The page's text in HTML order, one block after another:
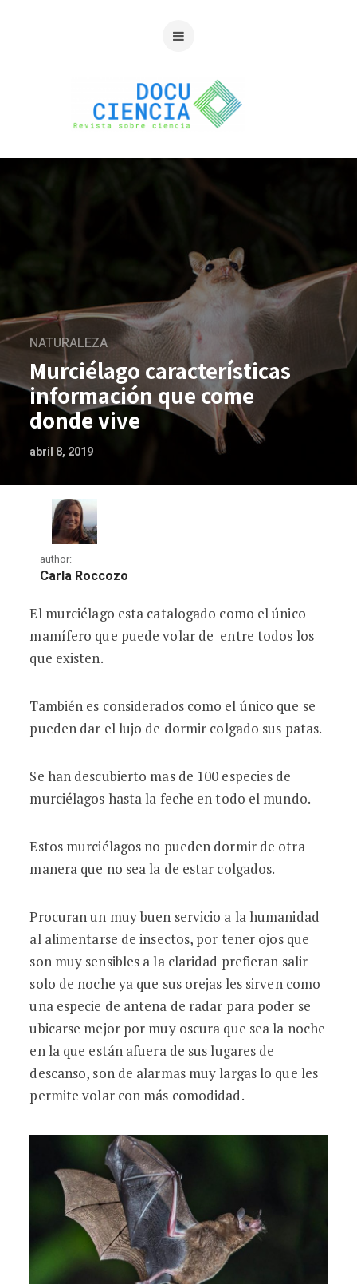
NATURALEZA
Murciélago características
información que come
donde vive
abril 8, 2019
author:
Carla Roccozo
Murciélago características información
El murciélago esta catalogado como el único
mamífero que puede volar de entre todos los
que existen.
También es considerados como el único que se
pueden dar el lujo de dormir colgado sus patas.
Se han descubierto mas de 100 especies de
murciélagos hasta la feche en todo el mundo.
Estos murciélagos no pueden dormir de otra
manera que no sea la de estar colgados.
Procuran un muy buen servicio a la humanidad
al alimentarse de insectos, por tener ojos que
son muy sensibles a la claridad prefieran salir
solo de noche ya que sus orejas les sirven como
una especie de antena de radar para poder se
ubicarse mejor por muy oscura que sea la noche
en la que están afuera de sus lugares de
descanso, son de alarmas muy largas lo que les
permite volar con más comodidad.